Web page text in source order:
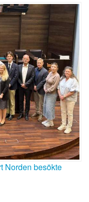
Norden besökte